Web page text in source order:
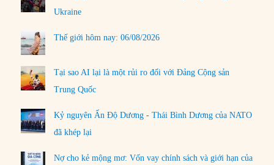
Ukraine
Thế giới hôm nay: 06/08/2026
Tại sao AI lại là một rủi ro đối với Đảng Cộng sản
Trung Quốc
Kỷ nguyên Ấn Độ Dương - Thái Bình Dương của NATO
đã khép lại
Nợ cho kẻ mộng mơ: Vốn vay chính sách và giới hạn của